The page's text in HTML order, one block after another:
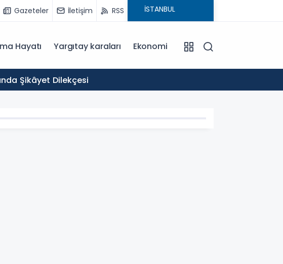
Gazeteler İletişim RSS
Hayatı Yargıtay karaları Ekonomi
Şikâyet Dilekçesi